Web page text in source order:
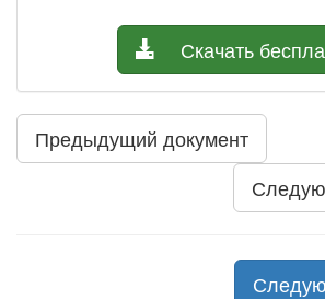
Скачать
Предыдущий документ